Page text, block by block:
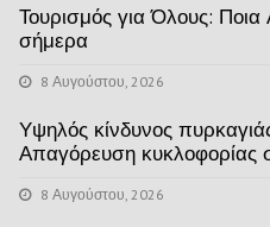
Τουρισμός για Όλους:
σήμερα
8 Αυγούστου, 2026
Υψηλός κίνδυνος
Απαγόρευση κυκλοφορίας
8 Αυγούστου, 2026